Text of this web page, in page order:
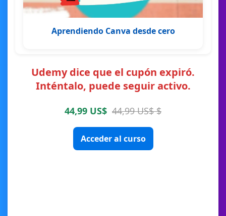
Aprendiendo Canva desde cero
Udemy dice que el cupón expiró.
Inténtalo, puede seguir activo.
44,99 US$ 44,99 US$ $
Acceder al curso